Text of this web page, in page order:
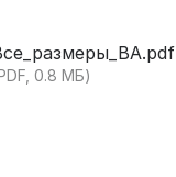
0.8 МБ)